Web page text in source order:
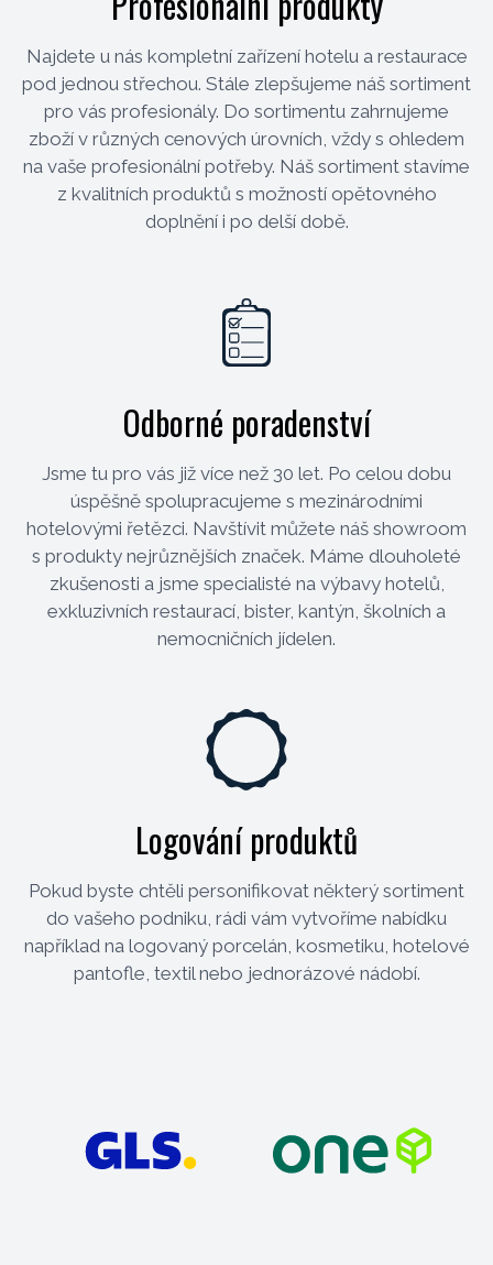
Najdete u nás kompletní zařízení hotelu a restaurace
pod jednou střechou. Stále zlepšujeme náš sortiment
pro vás profesionály. Do sortimentu zahrnujeme
zboží v různých cenových úrovních, vždy s ohledem
na vaše profesionální potřeby. Náš sortiment stavíme
z kvalitních produktů s možností opětovného
doplnění i po delší době.
Odborné poradenství
Jsme tu pro vás již více než 30 let. Po celou dobu
úspěšně spolupracujeme s mezinárodními
hotelovými řetězci. Navštívit můžete náš showroom
s produkty nejrůznějších značek. Máme dlouholeté
zkušenosti a jsme specialisté na výbavy hotelů,
exkluzivních restaurací, bister, kantýn, školních a
nemocničních jídelen.
Logování produktů
Pokud byste chtěli personifikovat některý sortiment
do vašeho podniku, rádi vám vytvoříme nabídku
například na logovaný porcelán, kosmetiku, hotelové
pantofle, textil nebo jednorázové nádobí.